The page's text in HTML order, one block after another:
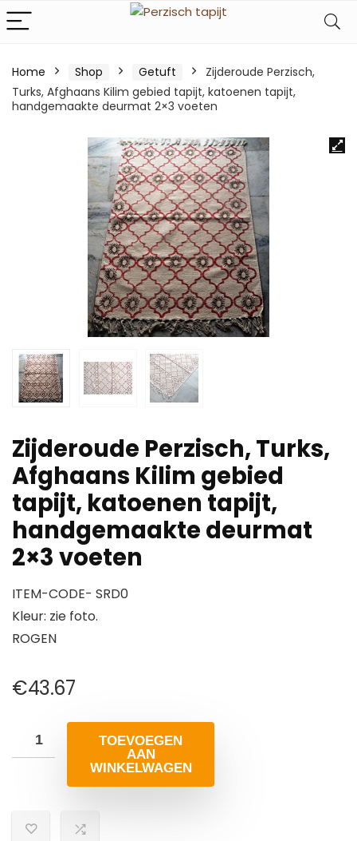
Home Shop Getuft
Zijderoude Perzisch,
Turks, Afghaans Kilim gebied tapijt, katoenen tapijt,
handgemaakte deurmat 2×3 voeten
Zijderoude Perzisch, Turks,
Afghaans Kilim gebied
tapijt, katoenen tapijt,
handgemaakte deurmat
2×3 voeten
ITEM-CODE- SRD0
Kleur: zie foto.
ROGEN
€43.67
TOEVOEGEN
AAN
WINKELWAGEN